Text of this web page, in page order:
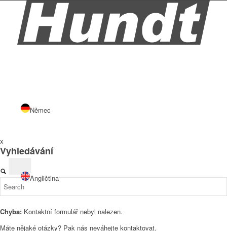
Němec
Angličtina
x
Vyhledávání
Chyba: Kontaktní formulář nebyl nalezen.
Máte nějaké otázky? Pak nás neváhejte kontaktovat.